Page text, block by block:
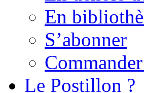
En
S’abonner
Le Postillon ?